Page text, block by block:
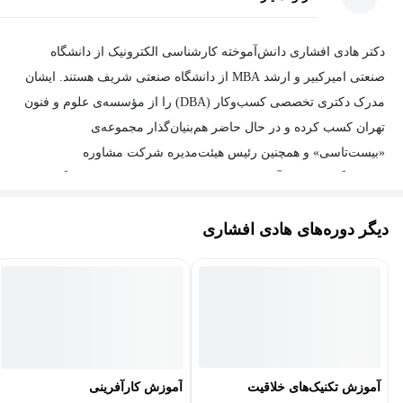
می‌آورند.
خود را نظم دهند.
کسانی که وقت خود را تلف می‌کنند.
کسب خواهید کرد؟
مهار اهمال‌کاری و کمال‌طلبی
دکتر هادی افشاری دانش‌آموخته کارشناسی الکترونیک از دانشگاه
صنعتی امیرکبیر و ارشد MBA از دانشگاه صنعتی شریف هستند. ایشان
مدرک دکتری تخصصی کسب‌وکار (DBA) را از مؤسسه‌ی علوم و فنون
تهران کسب کرده و در حال حاضر هم‌بنیان‌گذار مجموعه‌ی
«بیست‌تاسی» و همچنین رئیس هیئت‌مدیره شرکت مشاوره
مشاور استراتژی و توسعه‌ی کسب‌وکار هلدینگ‌های برتر کشور و مدرس
دیگر دوره‌های هادی افشاری
آموزش تکنیک‌های خلاقیت آموزش کارآفرینی